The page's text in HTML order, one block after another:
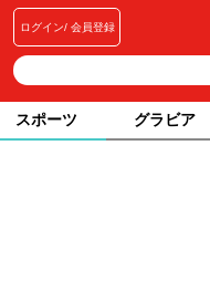
ログイン 会員登録
スポーツ グラビア